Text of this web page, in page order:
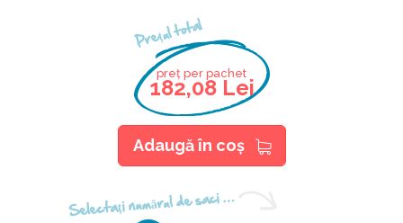
Selectaţi numărul de saci …
Prețul total
preț per pachet
182,08 Lei
Adaugă în coş